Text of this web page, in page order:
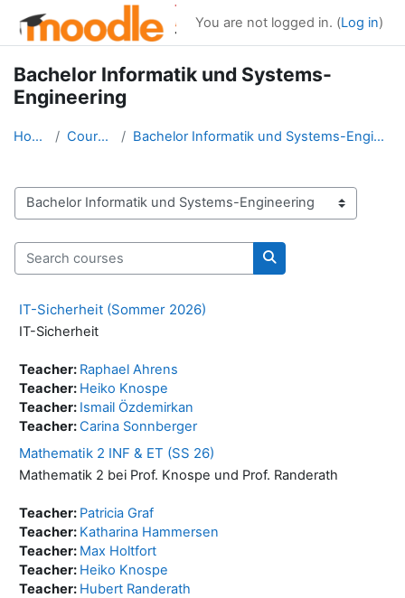
Skip to main content
You are not logged in. (Log in)
Bachelor Informatik und Systems-
Engineering
Home Courses Bachelor Informatik und Systems-Engineering
Course categories
Search courses
Search courses
IT-Sicherheit (Sommer 2026)
IT-Sicherheit
Teacher: Raphael Ahrens
Teacher: Heiko Knospe
Teacher: Ismail Özdemirkan
Teacher:Carina Sonnberger
Mathematik 2 INF & ET (SS 26)
Mathematik 2 bei Prof. Knospe und Prof. Randerath
Teacher: Patricia Graf
Teacher: Katharina Hammersen
Teacher: Max Holtfort
Teacher: Heiko Knospe
Teacher: Hubert Randerath